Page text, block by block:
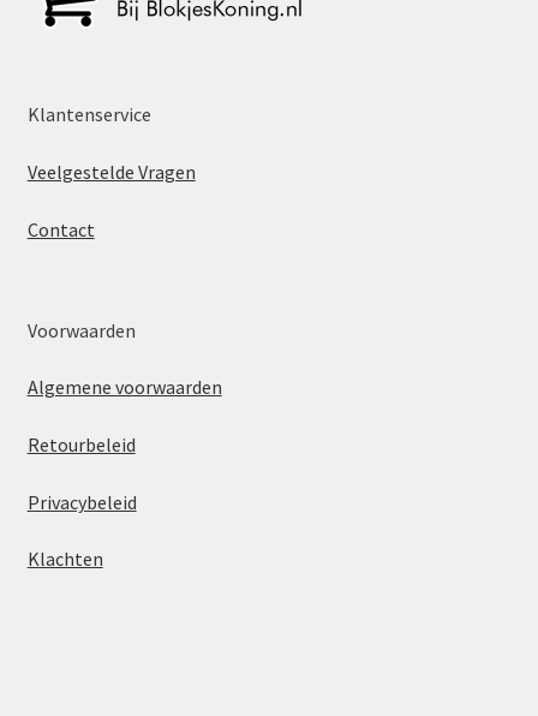
Klantenservice
Veelgestelde Vragen
Contact
Voorwaarden
Algemene voorwaarden
Retourbeleid
Privacybeleid
Klachten